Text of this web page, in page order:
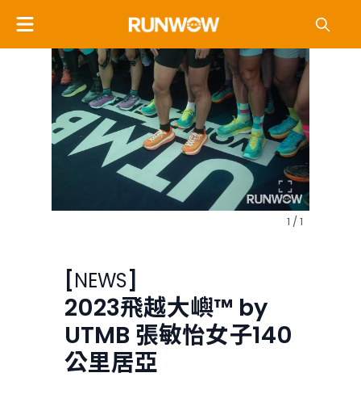
1 / 1
[NEWS]
2023飛越大嶼™ by
UTMB 張敏怡女子140
公里居亞